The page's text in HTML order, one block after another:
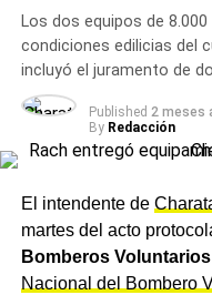
Los dos equipos de
condiciones edilicias del
incluyó el juramento de
Published 2 meses
By Redacción
El intendente de
martes del acto
Bomberos
Nacional del Bombero